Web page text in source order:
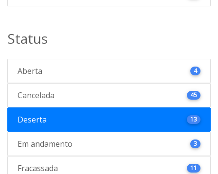
Status
Aberta 4
Cancelada 45
Deserta 13
Em andamento 3
Fracassada 11